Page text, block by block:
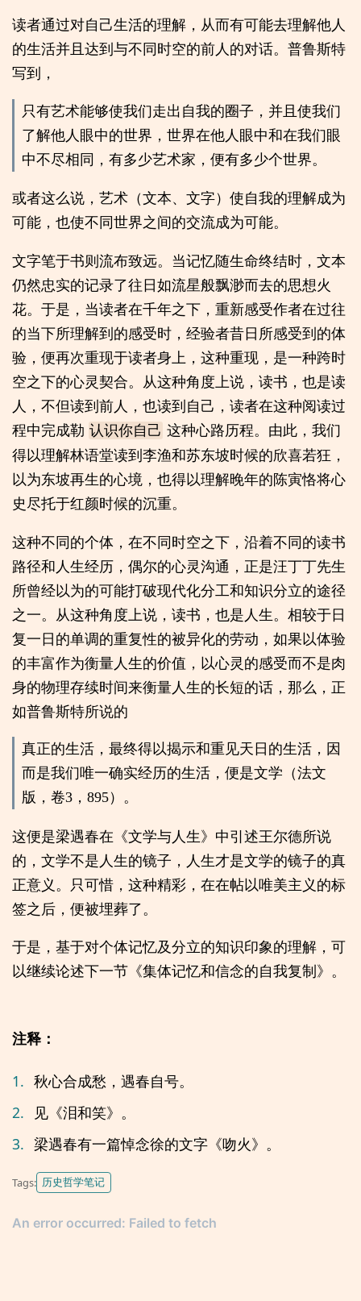
读者通过对自己生活的理解，从而有可能去理解他人
的生活并且达到与不同时空的前人的对话。普鲁斯特
写到，
只有艺术能够使我们走出自我的圈子，并且使我们
了解他人眼中的世界，世界在他人眼中和在我们眼
中不尽相同，有多少艺术家，便有多少个世界。
或者这么说，艺术（文本、文字）使自我的理解成为
可能，也使不同世界之间的交流成为可能。
文字笔于书则流布致远。当记忆随生命终结时，文本
仍然忠实的记录了往日如流星般飘渺而去的思想火
花。于是，当读者在千年之下，重新感受作者在过往
的当下所理解到的感受时，经验者昔日所感受到的体
验，便再次重现于读者身上，这种重现，是一种跨时
空之下的心灵契合。从这种角度上说，读书，也是读
人，不但读到前人，也读到自己，读者在这种阅读过
程中完成勒 认识你自己 这种心路历程。由此，我们
得以理解林语堂读到李渔和苏东坡时候的欣喜若狂，
以为东坡再生的心境，也得以理解晚年的陈寅恪将心
史尽托于红颜时候的沉重。
这种不同的个体，在不同时空之下，沿着不同的读书
路径和人生经历，偶尔的心灵沟通，正是汪丁丁先生
所曾经以为的可能打破现代化分工和知识分立的途径
之一。从这种角度上说，读书，也是人生。相较于日
复一日的单调的重复性的被异化的劳动，如果以体验
的丰富作为衡量人生的价值，以心灵的感受而不是肉
身的物理存续时间来衡量人生的长短的话，那么，正
如普鲁斯特所说的
真正的生活，最终得以揭示和重见天日的生活，因
而是我们唯一确实经历的生活，便是文学（法文
版，卷3，895）。
这便是梁遇春在《文学与人生》中引述王尔德所说
的，文学不是人生的镜子，人生才是文学的镜子的真
正意义。只可惜，这种精彩，在在帖以唯美主义的标
签之后，便被埋葬了。
于是，基于对个体记忆及分立的知识印象的理解，可
以继续论述下一节《集体记忆和信念的自我复制》。
注释：
1. 秋心合成愁，遇春自号。
2.
见《泪和笑》。
3. 梁遇春有一篇悼念徐的文字《吻火》。
Tags: 历史哲学笔记